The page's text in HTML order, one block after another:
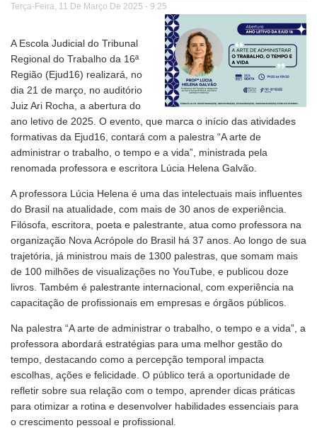
Terça-Feira, 11 De Março De 2025 - 9:25
A Escola Judicial do Tribunal
Regional do Trabalho da 16ª
Região (Ejud16) realizará, no
dia 21 de março, no auditório
Juiz Ari Rocha, a abertura do
ano letivo de 2025. O evento, que marca o início das atividades
formativas da Ejud16, contará com a palestra “A arte de
administrar o trabalho, o tempo e a vida”, ministrada pela
renomada professora e escritora Lúcia Helena Galvão.
A professora Lúcia Helena é uma das intelectuais mais influentes
do Brasil na atualidade, com mais de 30 anos de experiência.
Filósofa, escritora, poeta e palestrante, atua como professora na
organização Nova Acrópole do Brasil há 37 anos. Ao longo de sua
trajetória, já ministrou mais de 1300 palestras, que somam mais
de 100 milhões de visualizações no YouTube, e publicou doze
livros. Também é palestrante internacional, com experiência na
capacitação de profissionais em empresas e órgãos públicos.
Na palestra “A arte de administrar o trabalho, o tempo e a vida”, a
professora abordará estratégias para uma melhor gestão do
tempo, destacando como a percepção temporal impacta
escolhas, ações e felicidade. O público terá a oportunidade de
refletir sobre sua relação com o tempo, aprender dicas práticas
para otimizar a rotina e desenvolver habilidades essenciais para
o crescimento pessoal e profissional.